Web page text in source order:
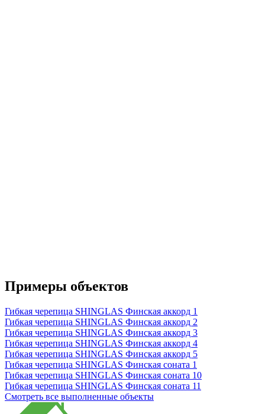
Примеры объектов
Гибкая черепица SHINGLAS Финская аккорд 1
Гибкая черепица SHINGLAS Финская аккорд 2
Гибкая черепица SHINGLAS Финская аккорд 3
Гибкая черепица SHINGLAS Финская аккорд 4
Гибкая черепица SHINGLAS Финская аккорд 5
Гибкая черепица SHINGLAS Финская соната 1
Гибкая черепица SHINGLAS Финская соната 10
Гибкая черепица SHINGLAS Финская соната 11
Смотреть все выполненные объекты